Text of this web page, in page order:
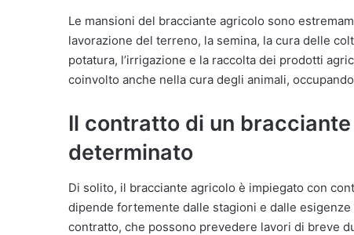
Le mansioni del bracciante agricolo sono
lavorazione del terreno, la semina, la cura delle
potatura, l’irrigazione e la raccolta dei prodotti
coinvolto anche nella cura degli animali,
Il contratto di un
determinato
Di solito, il bracciante agricolo è impiegato con
dipende fortemente dalle stagioni e dalle
contratto, che possono prevedere lavori di breve